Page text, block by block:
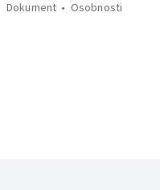
Dokument
Osobnosti